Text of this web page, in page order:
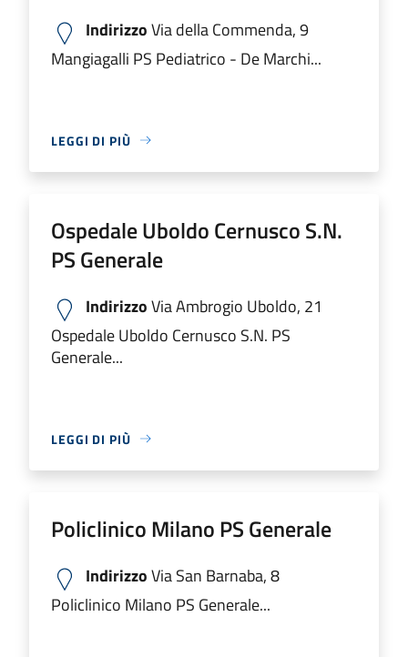
IndirizzoVia della Commenda, 9
Mangiagalli PS Pediatrico - De Marchi...
LEGGI DI PIÙ
Ospedale Uboldo Cernusco S.N.
PS Generale
IndirizzoVia Ambrogio Uboldo, 21
Ospedale Uboldo Cernusco S.N. PS
Generale...
LEGGI DI PIÙ
Policlinico Milano PS Generale
IndirizzoVia San Barnaba, 8
Policlinico Milano PS Generale...